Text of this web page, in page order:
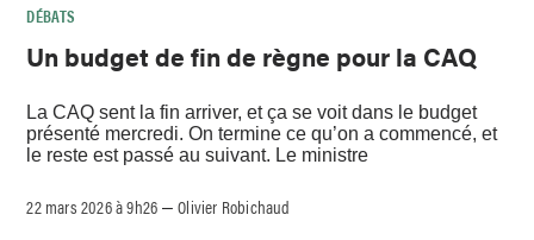
DÉBATS
Un budget de fin de règne pour la CAQ
La CAQ sent la fin arriver, et ça se voit dans le budget
présenté mercredi. On termine ce qu’on a commencé, et
le reste est passé au suivant. Le ministre
22 mars 2026 à 9h26 –Olivier Robichaud